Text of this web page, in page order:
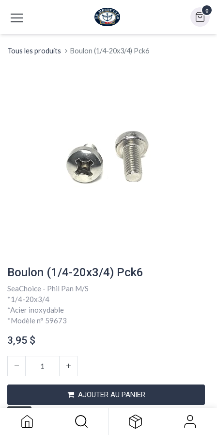
0
Tous les produits Boulon (1/4-20x3/4) Pck6
Boulon (1/4-20x3/4) Pck6
SeaChoice - Phil Pan M/S
*1/4-20x3/4
*Acier inoxydable
*Modèle n° 59673
3,95 $
AJOUTER AU PANIER
$